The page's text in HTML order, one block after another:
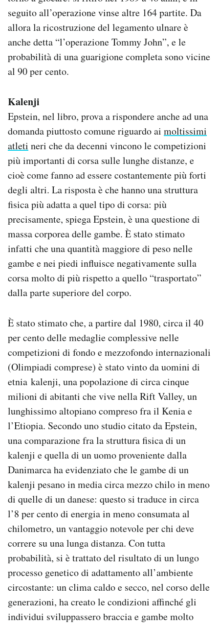
seguito all’operazione vinse altre 164 partite. Da
allora la ricostruzione del legamento ulnare è
anche detta “l’operazione Tommy John”, e le
probabilità di una guarigione completa sono vicine
al 90 per cento.
Kalenji
Epstein, nel libro, prova a rispondere anche ad una
domanda piuttosto comune riguardo ai moltissimi
atleti neri che da decenni vincono le competizioni
più importanti di corsa sulle lunghe distanze, e
cioè come fanno ad essere costantemente più forti
degli altri. La risposta è che hanno una struttura
fisica più adatta a quel tipo di corsa: più
precisamente, spiega Epstein, è una questione di
massa corporea delle gambe. È stato stimato
infatti che una quantità maggiore di peso nelle
gambe e nei piedi influisce negativamente sulla
corsa molto di più rispetto a quello “trasportato”
dalla parte superiore del corpo.
È stato stimato che, a partire dal 1980, circa il 40
per cento delle medaglie complessive nelle
competizioni di fondo e mezzofondo internazionali
(Olimpiadi comprese) è stato vinto da uomini di
etnia kalenji, una popolazione di circa cinque
milioni di abitanti che vive nella Rift Valley, un
lunghissimo altopiano compreso fra il Kenia e
l’Etiopia. Secondo uno studio citato da Epstein,
una comparazione fra la struttura fisica di un
kalenji e quella di un uomo proveniente dalla
Danimarca ha evidenziato che le gambe di un
kalenji pesano in media circa mezzo chilo in meno
di quelle di un danese: questo si traduce in circa
l’8 per cento di energia in meno consumata al
chilometro, un vantaggio notevole per chi deve
correre su una lunga distanza. Con tutta
probabilità, si è trattato del risultato di un lungo
processo genetico di adattamento all’ambiente
circostante: un clima caldo e secco, nel corso delle
generazioni, ha creato le condizioni affinché gli
individui sviluppassero braccia e gambe molto